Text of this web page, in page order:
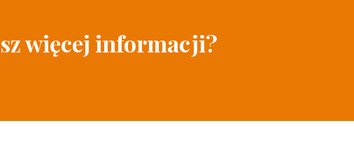
więcej informacji?